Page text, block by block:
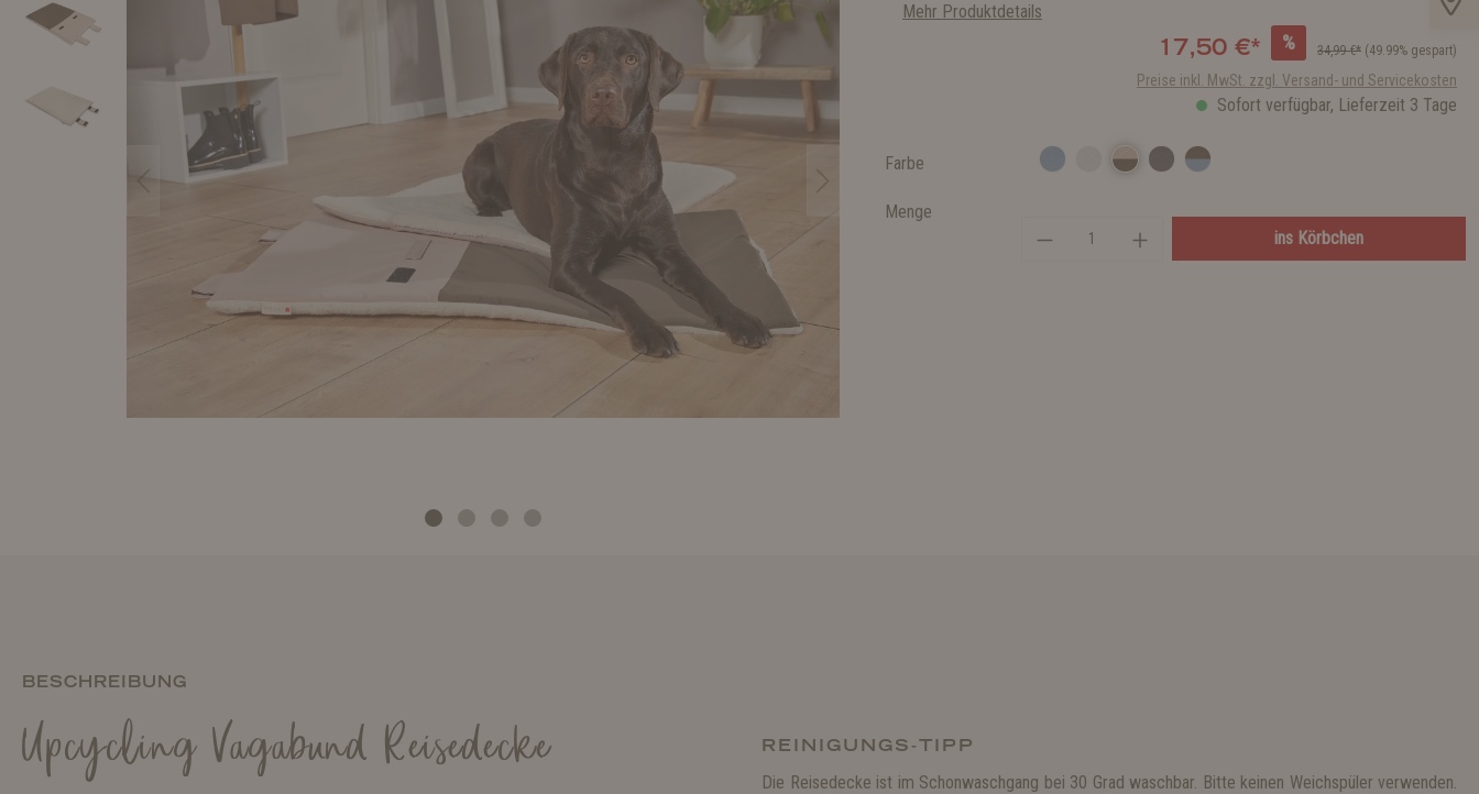
Mehr Produktdetails
17,50 €* % 34,99 €* (49.99% gespart)
Preise inkl. MwSt. zzgl. Versand- und Servicekosten
Sofort verfügbar, Lieferzeit 3 Tage
Farbe
Menge
ins Körbchen
BESCHREIBUNG
Upcycling Vagabund Reisedecke
REINIGUNGS-TIPP
Die Reisedecke ist im Schonwaschgang bei 30 Grad waschbar. Bitte keinen Weichspüler verwenden.